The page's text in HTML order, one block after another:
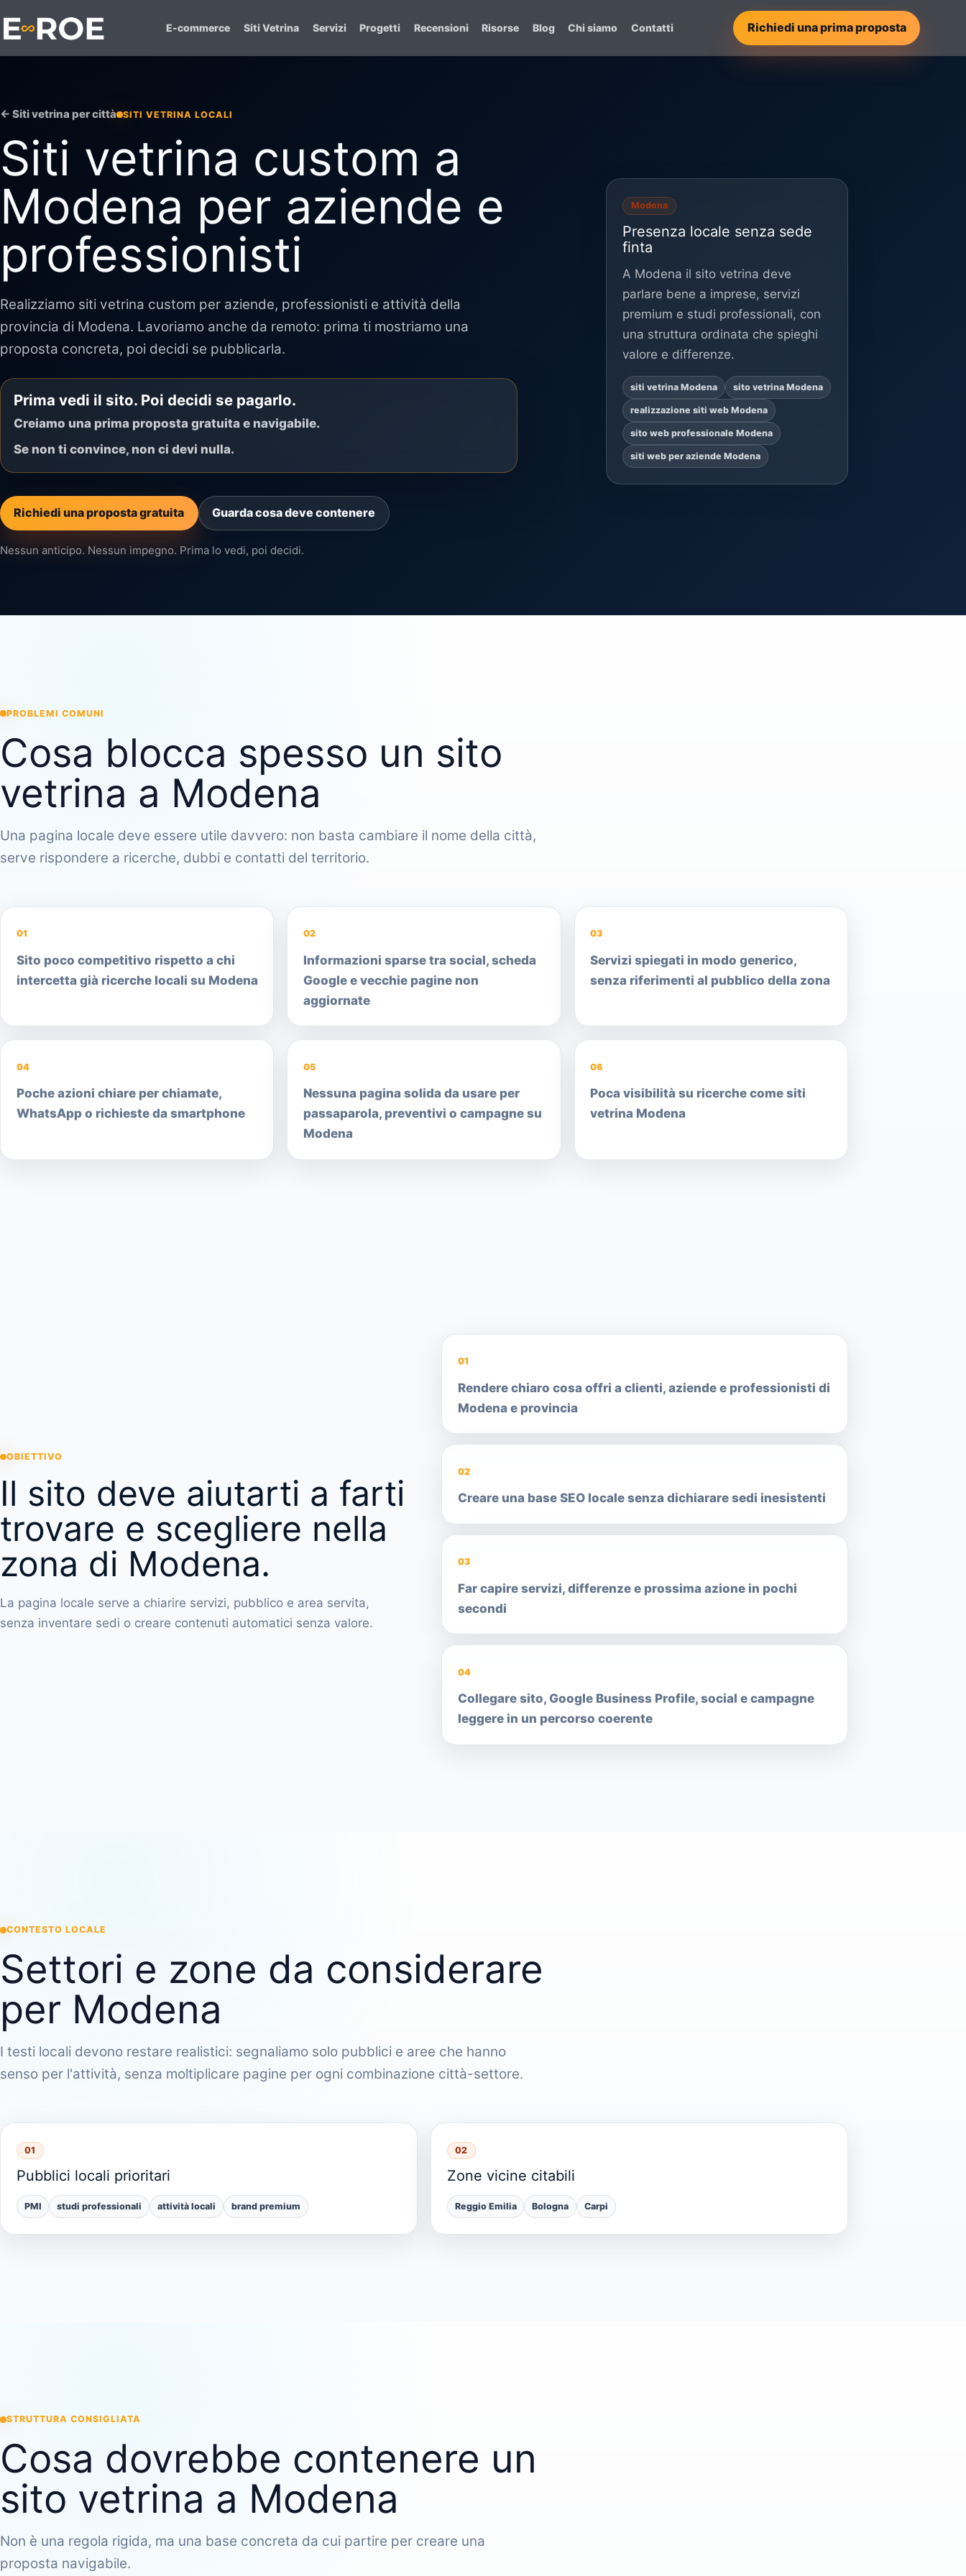
E-commerce Siti Vetrina Servizi Progetti Recensioni Risorse Blog Chi siamo Contatti Richiedi una prima proposta
← Siti vetrina per città SITI VETRINA LOCALI
Siti vetrina custom a
Modena per aziende e
professionisti
Realizziamo siti vetrina custom per aziende, professionisti e attività della
provincia di Modena. Lavoriamo anche da remoto: prima ti mostriamo una
proposta concreta, poi decidi se pubblicarla.
Prima vedi il sito. Poi decidi se pagarlo.
Creiamo una prima proposta gratuita e navigabile.
Se non ti convince, non ci devi nulla.
Richiedi una proposta gratuita Guarda cosa deve contenere
Nessun anticipo. Nessun impegno. Prima lo vedi, poi decidi.
Modena
Presenza locale senza sede
finta
A Modena il sito vetrina deve
parlare bene a imprese, servizi
premium e studi professionali, con
una struttura ordinata che spieghi
valore e differenze.
siti vetrina Modena sito vetrina Modena
realizzazione siti web Modena
sito web professionale Modena
siti web per aziende Modena
PROBLEMI COMUNI
Cosa blocca spesso un sito
vetrina a Modena
Una pagina locale deve essere utile davvero: non basta cambiare il nome della città,
serve rispondere a ricerche, dubbi e contatti del territorio.
01
Sito poco competitivo rispetto a chi
intercetta già ricerche locali su Modena
02
Informazioni sparse tra social, scheda
Google e vecchie pagine non
aggiornate
03
Servizi spiegati in modo generico,
senza riferimenti al pubblico della zona
04
Poche azioni chiare per chiamate,
WhatsApp o richieste da smartphone
05
Nessuna pagina solida da usare per
passaparola, preventivi o campagne su
Modena
06
Poca visibilità su ricerche come siti
vetrina Modena
OBIETTIVO
Il sito deve aiutarti a farti
trovare e scegliere nella
zona di Modena.
La pagina locale serve a chiarire servizi, pubblico e area servita,
senza inventare sedi o creare contenuti automatici senza valore.
01
Rendere chiaro cosa offri a clienti, aziende e professionisti di
Modena e provincia
02
Creare una base SEO locale senza dichiarare sedi inesistenti
03
Far capire servizi, differenze e prossima azione in pochi
secondi
04
Collegare sito, Google Business Profile, social e campagne
leggere in un percorso coerente
CONTESTO LOCALE
Settori e zone da considerare
per Modena
I testi locali devono restare realistici: segnaliamo solo pubblici e aree che hanno
senso per l'attività, senza moltiplicare pagine per ogni combinazione città-settore.
01
Pubblici locali prioritari
PMI studi professionali attività locali brand premium
02
Zone vicine citabili
Reggio Emilia Bologna Carpi
STRUTTURA CONSIGLIATA
Cosa dovrebbe contenere un
sito vetrina a Modena
Non è una regola rigida, ma una base concreta da cui partire per creare una
proposta navigabile.